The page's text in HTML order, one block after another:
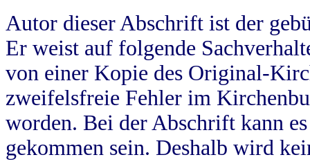
Autor dieser Abschrift ist der
Er weist auf folgende
von einer Kopie des Original-
zweifelsfreie Fehler im
worden. Bei der Abschrift kann
gekommen sein. Deshalb wird